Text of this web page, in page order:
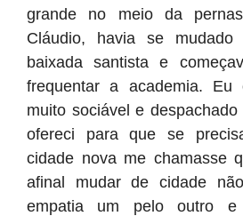
grande no meio da
Cláudio, havia se
baixada santista e
frequentar a academia. Eu
muito sociável e
ofereci para que se
cidade nova me chamasse
afinal mudar de cidade
empatia um pelo outro